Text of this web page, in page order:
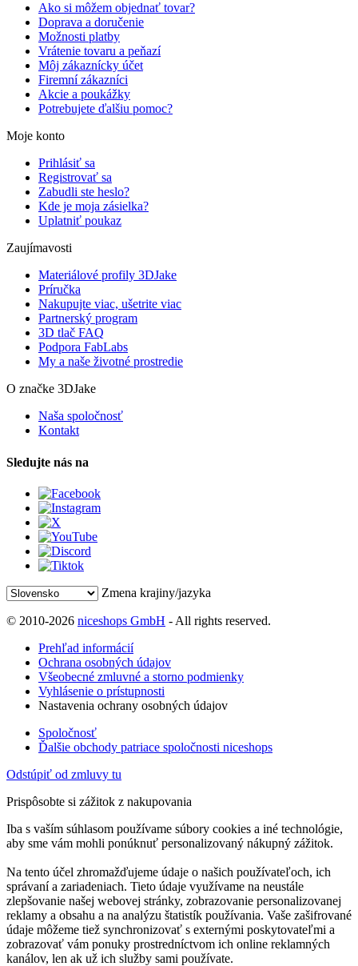
Ako si môžem objednať tovar?
Doprava a doručenie
Možnosti platby
Vrátenie tovaru a peňazí
Môj zákaznícky účet
Firemní zákazníci
Akcie a poukážky
Potrebujete ďalšiu pomoc?
Moje konto
Prihlásiť sa
Registrovať sa
Zabudli ste heslo?
Kde je moja zásielka?
Uplatniť poukaz
Zaujímavosti
Materiálové profily 3DJake
Príručka
Nakupujte viac, ušetrite viac
Partnerský program
3D tlač FAQ
Podpora FabLabs
My a naše životné prostredie
O značke 3DJake
Naša spoločnosť
Kontakt
Sledujte nás na
Zmena krajiny/jazyka
© 2010-2026 niceshops GmbH - All rights reserved.
Prehľad informácií
Ochrana osobných údajov
Všeobecné zmluvné a storno podmienky
Vyhlásenie o prístupnosti
Nastavenia ochrany osobných údajov
Spoločnosť
Ďalšie obchody patriace spoločnosti niceshops
Odstúpiť od zmluvy tu
Prispôsobte si zážitok z nakupovania
Iba s vaším súhlasom používame súbory cookies a iné technológie,
aby sme vám mohli ponúknuť personalizovaný nákupný zážitok.
Na tento účel zhromažďujeme údaje o našich používateľoch, ich
správaní a zariadeniach. Tieto údaje využívame na neustále
zlepšovanie našej webovej stránky, zobrazovanie personalizovanej
reklamy a obsahu a na analýzu štatistík používania. Vaše zašifrované
údaje môžeme tiež synchronizovať s externými poskytovateľmi a
zobrazovať vám ponuky prostredníctvom ich online reklamných
kanálov, len ak už ich služby sami používate.